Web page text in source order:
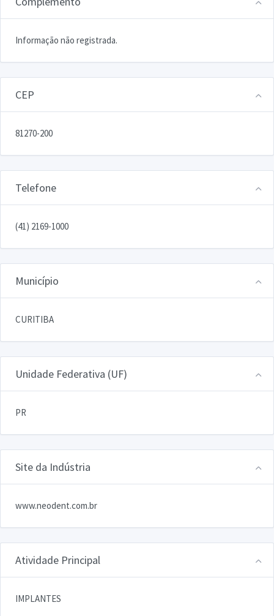
Informação não registrada.
CEP
81270-200
Telefone
(41) 2169-1000
Município
CURITIBA
Unidade Federativa (UF)
PR
Site da Indústria
www.neodent.com.br
Atividade Principal
IMPLANTES